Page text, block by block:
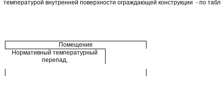
температурой внутренней поверхности ограждающей конструкции - по
Помещение
Нормативный температурный
перепад,